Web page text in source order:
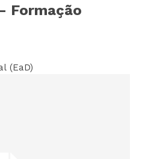
Formação
Digital (EaD)